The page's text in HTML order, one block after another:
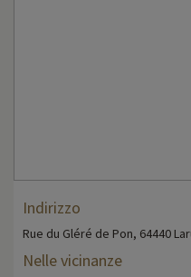
Indirizzo
Rue du Gléré de Pon, 64440
Nelle vicinanze